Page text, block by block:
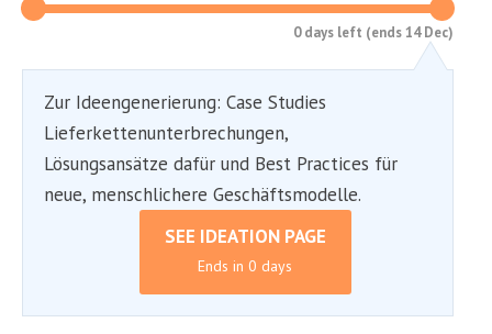
0 days left (ends 14 Dec)
Zur Ideengenerierung: Case Studies
Lieferkettenunterbrechungen,
Lösungsansätze dafür und Best Practices für
neue, menschlichere Geschäftsmodelle.
SEE IDEATION PAGE
Ends in 0 days